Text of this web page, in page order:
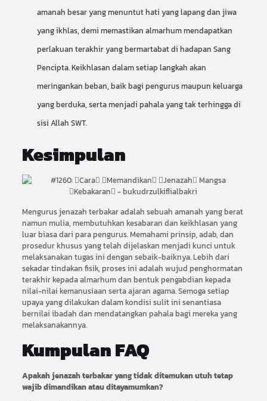
amanah besar yang menuntut hati yang lapang dan jiwa
yang ikhlas, demi memastikan almarhum mendapatkan
perlakuan terakhir yang bermartabat di hadapan Sang
Pencipta. Keikhlasan dalam setiap langkah akan
meringankan beban, baik bagi pengurus maupun keluarga
yang berduka, serta menjadi pahala yang tak terhingga di
sisi Allah SWT.
Kesimpulan
Mengurus jenazah terbakar adalah sebuah amanah yang berat
namun mulia, membutuhkan kesabaran dan keikhlasan yang
luar biasa dari para pengurus. Memahami prinsip, adab, dan
prosedur khusus yang telah dijelaskan menjadi kunci untuk
melaksanakan tugas ini dengan sebaik-baiknya. Lebih dari
sekadar tindakan fisik, proses ini adalah wujud penghormatan
terakhir kepada almarhum dan bentuk pengabdian kepada
nilai-nilai kemanusiaan serta ajaran agama. Semoga setiap
upaya yang dilakukan dalam kondisi sulit ini senantiasa
bernilai ibadah dan mendatangkan pahala bagi mereka yang
melaksanakannya.
Kumpulan FAQ
Apakah jenazah terbakar yang tidak ditemukan utuh tetap
wajib dimandikan atau ditayamumkan?